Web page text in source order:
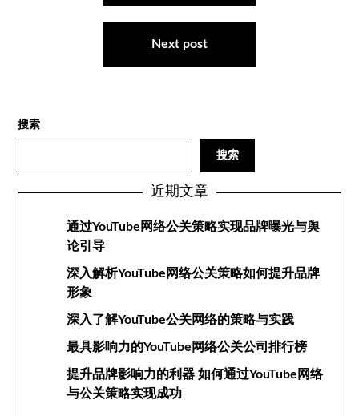
Next post
搜索
搜索
近期文章
通过YouTube网络公关策略实现品牌曝光与舆
论引导
深入解析YouTube网络公关策略如何提升品牌
形象
深入了解YouTube公关网络的策略与实践
最具影响力的YouTube网络公关公司排行榜
提升品牌影响力的利器 如何通过YouTube网络
与公关策略实现成功